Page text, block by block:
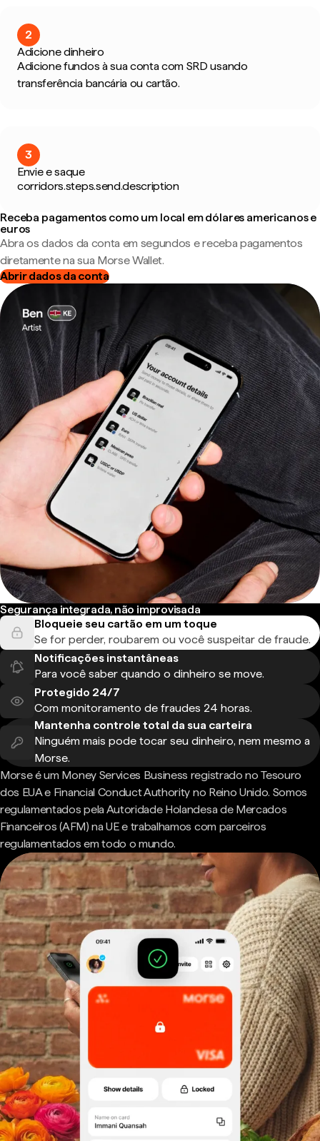
2
Adicione dinheiro
Adicione fundos à sua conta com SRD usando
transferência bancária ou cartão.
3
Envie e saque
corridors.steps.send.description
Receba pagamentos como um local em dólares americanos e
euros
Abra os dados da conta em segundos e receba pagamentos
diretamente na sua Morse Wallet.
Abrir dados da conta
Segurança integrada, não improvisada
Bloqueie seu cartão em um toque
Se for perder, roubarem ou você suspeitar de fraude.
Notificações instantâneas
Para você saber quando o dinheiro se move.
Protegido 24/7
Com monitoramento de fraudes 24 horas.
Mantenha controle total da sua carteira
Ninguém mais pode tocar seu dinheiro, nem mesmo a
Morse.
Morse é um Money Services Business registrado no Tesouro
dos EUA e Financial Conduct Authority no Reino Unido. Somos
regulamentados pela Autoridade Holandesa de Mercados
Financeiros (AFM) na UE e trabalhamos com parceiros
regulamentados em todo o mundo.